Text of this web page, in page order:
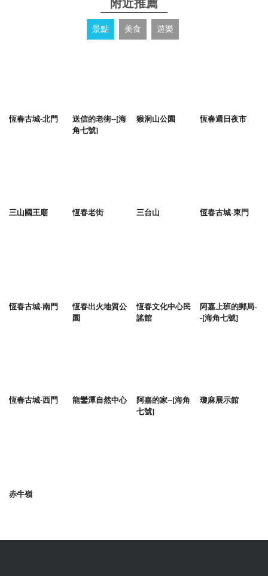
附近推薦
景點 美食 遊樂
恆春古城-北門
送信的老街--[海
角七號]
猴洞山公園 恆春週日夜市
三山國王廟 恆春老街 三台山 恆春古城-東門
恆春古城-南門
恆春出火地質公
園
恆春文化中心民
謠館
阿嘉上班的郵局-
-[海角七號]
恆春古城-西門 龍鑾潭自然中心
阿嘉的家--[海角
七號]
瓊麻展示館
赤牛嶺